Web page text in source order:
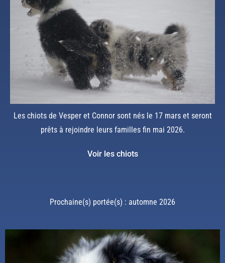
Les chiots de Vesper et Connor sont nés le 17 mars et seront
prêts à rejoindre leurs familles fin mai 2026.
Voir les chiots
Prochaine(s) portée(s) : automne 2026